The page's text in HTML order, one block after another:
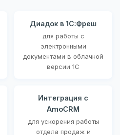
Диадок в 1С:Фреш
для работы с
электронными
документами в облачной
версии 1С
Интеграция с
AmoCRM
для ускорения работы
отдела продаж и